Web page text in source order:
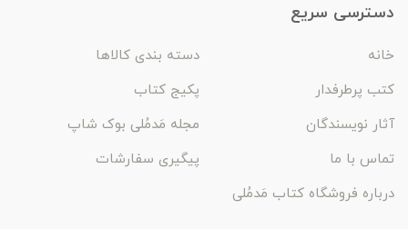
دسترسی سریع
خانه
دسته بندی کالاها
کتب پرطرفدار
پکیج کتاب
آثار نویسندگان
مجله مَدمُلی بوک شاپ
تماس با ما
پیگیری سفارشات
درباره فروشگاه کتاب مَدمُلی